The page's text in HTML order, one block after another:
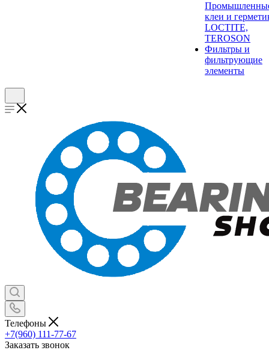
клеи и
LOCTITE,
TEROSON
Фильтры и
фильтрующие
элементы
Телефоны
+7(960) 111-77-67
Заказать звонок